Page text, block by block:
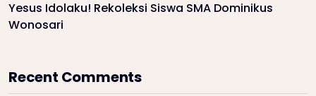
Yesus Idolaku! Rekoleksi Siswa SMA Dominikus
Wonosari
Recent Comments